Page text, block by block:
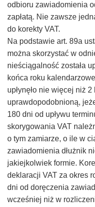
odbioru zawiadomienia
zapłatą. Nie zawsze
do korekty VAT.
Na podstawie art. 89a
można skorzystać w
nieściągalność została
końca roku
upłynęło nie więcej niż
uprawdopodobnioną,
180 dni od upływu
skorygowania VAT
o tym zamiarze, o ile w
zawiadomienia dłużnik
jakiejkolwiek formie.
deklaracji VAT za okres
dni od doręczenia
wcześniej niż w